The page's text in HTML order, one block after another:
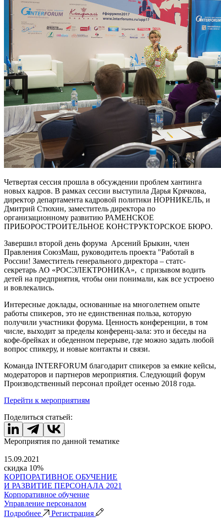
Четвертая сессия прошла в обсуждении проблем хантинга
новых кадров. В рамках сессии выступила Дарья Крячкова,
директор департамента кадровой политики НОРНИКЕЛЬ, и
Дмитрий Стюхин, заместитель директора по
организационному развитию РАМЕНСКОЕ
ПРИБОРОСТРОИТЕЛЬНОЕ КОНСТРУКТОРСКОЕ БЮРО.
Завершил второй день форума Арсений Брыкин, член
Правления СоюзМаш, руководитель проекта "Работай в
России! Заместитель генерального директора – статс-
секретарь АО «РОСЭЛЕКТРОНИКА», с призывом водить
детей на предприятия, чтобы они понимали, как все устроено
и вовлекались.
Интересные доклады, основанные на многолетнем опыте
работы спикеров, это не единственная польза, которую
получили участники форума. Ценность конференции, в том
числе, выходит за пределы конференц-зала: это и беседы на
кофе-брейках и обеденном перерыве, где можно задать любой
вопрос спикеру, и новые контакты и связи.
Команда INTERFORUM благодарит спикеров за емкие кейсы,
модераторов и партнеров мероприятия. Следующий форум
Производственный персонал пройдет осенью 2018 года.
Перейти к мероприятиям
Поделиться статьей:
Мероприятия по данной тематике
15.09.2021
скидка 10%
КОРПОРАТИВНОЕ ОБУЧЕНИЕ
И РАЗВИТИЕ ПЕРСОНАЛА 2021
Корпоративное обучение
Управление персоналом
Подробнее
Регистрация